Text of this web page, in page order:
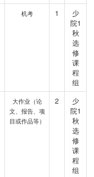
机考 1
少
院1
秋
选
修
课
程
组
大作业（论
文、报告、项
目或作品等）
2
少
院1
秋
选
修
课
程
组